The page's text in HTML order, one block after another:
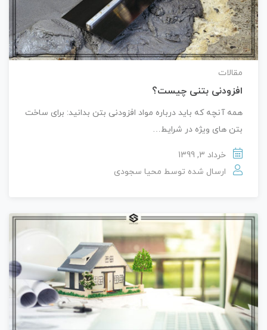
مقالات
افزودنی بتنی چیست؟
همه آنچه که باید درباره مواد افزودنی بتن بدانید: برای ساخت
بتن های ویژه در شرایط…
خرداد 3, 1399
ارسال شده توسط محیا سجودی